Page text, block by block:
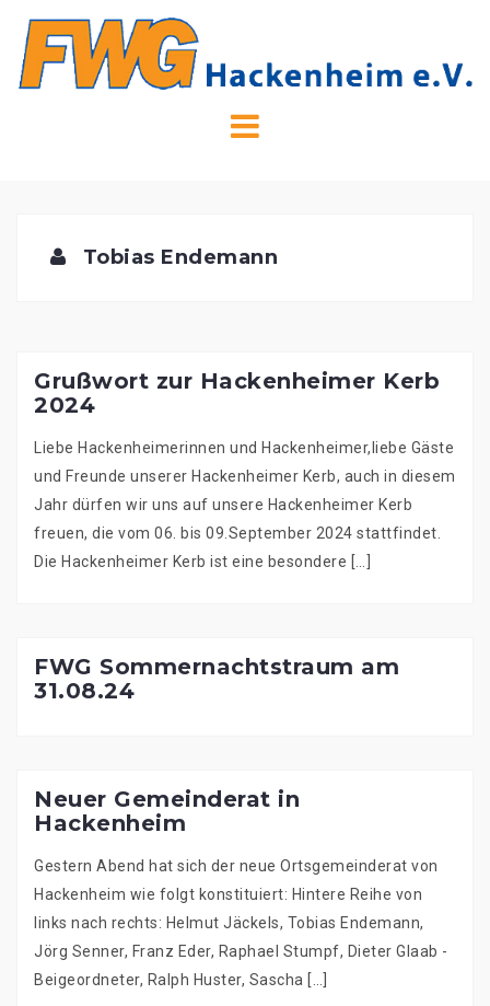
content
Tobias Endemann
Grußwort zur Hackenheimer Kerb
2024
Liebe Hackenheimerinnen und Hackenheimer,liebe Gäste
und Freunde unserer Hackenheimer Kerb, auch in diesem
Jahr dürfen wir uns auf unsere Hackenheimer Kerb
freuen, die vom 06. bis 09.September 2024 stattfindet.
Die Hackenheimer Kerb ist eine besondere […]
FWG Sommernachtstraum am
31.08.24
Neuer Gemeinderat in
Hackenheim
Gestern Abend hat sich der neue Ortsgemeinderat von
Hackenheim wie folgt konstituiert: Hintere Reihe von
links nach rechts: Helmut Jäckels, Tobias Endemann,
Jörg Senner, Franz Eder, Raphael Stumpf, Dieter Glaab -
Beigeordneter, Ralph Huster, Sascha […]